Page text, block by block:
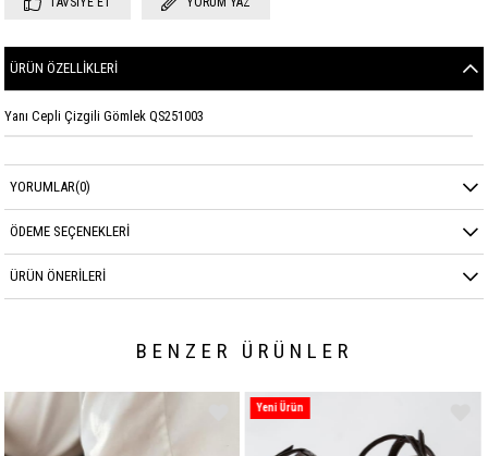
ÜRÜN ÖZELLIKLERI
Yanı Cepli Çizgili Gömlek QS251003
YORUMLAR(0)
ÖDEME SEÇENEKLERI
ÜRÜN ÖNERILERI
BENZER ÜRÜNLER